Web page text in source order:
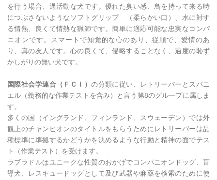
を行う場合、過活動な犬です。優れた臭い感、鳥を持って来る時
につぶさないようなソフトグリップ （柔らかい口）、水に対す
る情熱、良くて情熱な猟師です。簡単に適応可能な忠実なコンパ
ニオンです。スマートで知覚的な心のあり、従順で、愛情のあ
り、真の友人です。心の良くて、侵略することなく、過度の恥ず
かしがりの無い犬です。
国際社会学連合（ＦＣＩ）の分類に従い、レトリーバーとスパニ
エル（義務的な作業テストを含み）と言う第8のグループに属しま
す。
多くの国（イングランド、フィンランド、スウェーデン）では外
観上のチャンピオンのタイトルをもらうためにレトリーバーは品
種標準に準拠するかどうかを決めるような行動と精神の面でテス
ト（作業テスト）を受けます。
ラブラドルはユニークな性質のおかげでコンパニオンドッグ、盲
導犬、レスキュードッグとして及び武器や麻薬を検索のために使